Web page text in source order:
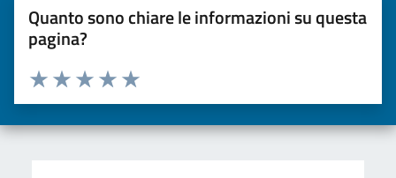
Quanto sono chiare le informazioni su questa
pagina?
Valuta da 1 a 5 stelle la pagina
Valuta 5 stelle su 5
Valuta 4 stelle su 5
Valuta 3 stelle su 5
Valuta 2 stelle su 5
Valuta una stella su 5